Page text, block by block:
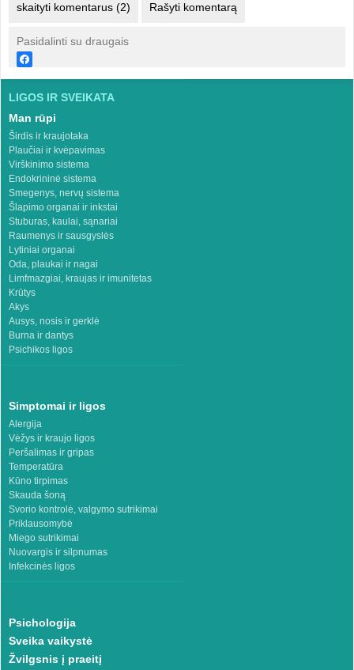
skaityti komentarus (2) Rašyti komentarą
Pasidalinti su draugais
LIGOS IR SVEIKATA
Man rūpi
Širdis ir kraujotaka
Plaučiai ir kvėpavimas
Virškinimo sistema
Endokrininė sistema
Smegenys, nervų sistema
Šlapimo organai ir inkstai
Stuburas, kaulai, sąnariai
Raumenys ir sausgyslės
Lytiniai organai
Oda, plaukai ir nagai
Limfmazgiai, kraujas ir imunitetas
Krūtys
Akys
Ausys, nosis ir gerklė
Burna ir dantys
Psichikos ligos
Simptomai ir ligos
Alergija
Vėžys ir kraujo ligos
Peršalimas ir gripas
Temperatūra
Kūno tirpimas
Skauda šoną
Svorio kontrolė, valgymo sutrikimai
Priklausomybė
Miego sutrikimai
Nuovargis ir silpnumas
Infekcinės ligos
Psichologija
Sveika vaikystė
Žvilgsnis į praeitį